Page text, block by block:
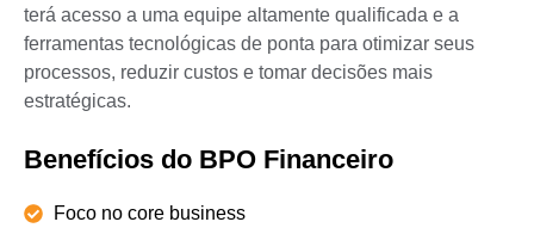
terá acesso a uma equipe altamente qualificada e a
ferramentas tecnológicas de ponta para otimizar seus
processos, reduzir custos e tomar decisões mais
estratégicas.
Benefícios do BPO Financeiro
Foco no core business